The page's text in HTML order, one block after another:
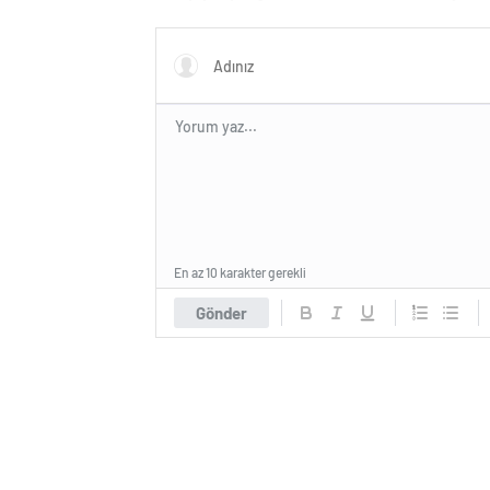
Gönder
En az 10 karakter gerekli